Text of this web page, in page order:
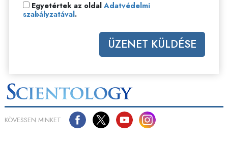
Egyetértek az oldal Adatvédelmi
szabályzatával.
ÜZENET KÜLDÉSE
KÖVESSEN MINKET